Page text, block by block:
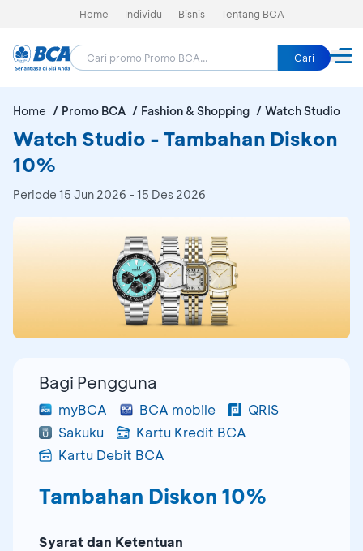
Home Individu Bisnis Tentang BCA
Cari
Home Promo BCA Fashion & Shopping Watch Studio
Watch Studio - Tambahan Diskon
10%
Periode 15 Jun 2026 - 15 Des 2026
Bagi Pengguna
myBCA BCA mobile
QRIS
Sakuku
Kartu Kredit BCA
Kartu Debit BCA
Tambahan Diskon 10%
Syarat dan Ketentuan